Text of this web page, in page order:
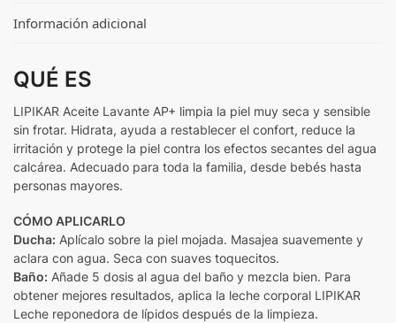
Información adicional
QUÉ ES
LIPIKAR Aceite Lavante AP+ limpia la piel muy seca y sensible
sin frotar. Hidrata, ayuda a restablecer el confort, reduce la
irritación y protege la piel contra los efectos secantes del agua
calcárea. Adecuado para toda la familia, desde bebés hasta
personas mayores.
CÓMO APLICARLO
Ducha: Aplícalo sobre la piel mojada. Masajea suavemente y
aclara con agua. Seca con suaves toquecitos.
Baño: Añade 5 dosis al agua del baño y mezcla bien. Para
obtener mejores resultados, aplica la leche corporal LIPIKAR
Leche reponedora de lípidos después de la limpieza.